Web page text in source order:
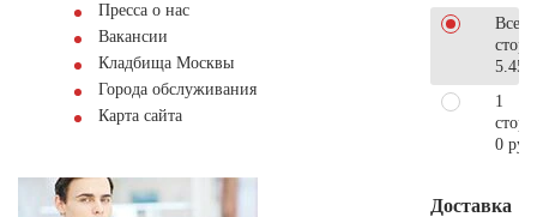
Пресса о нас
Вакансии
Кладбища Москвы
Города обслуживания
Карта сайта
Все
1
0 руб.
Доставка